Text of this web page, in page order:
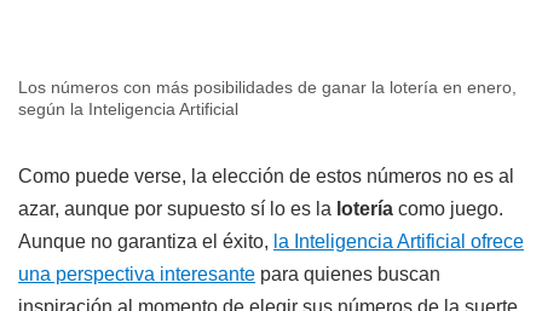
Los números con más posibilidades de ganar la lotería en enero,
según la Inteligencia Artificial
Como puede verse, la elección de estos números no es al
azar, aunque por supuesto sí lo es la lotería como juego.
Aunque no garantiza el éxito, la Inteligencia Artificial ofrece
una perspectiva interesante para quienes buscan
inspiración al momento de elegir sus números de la suerte.